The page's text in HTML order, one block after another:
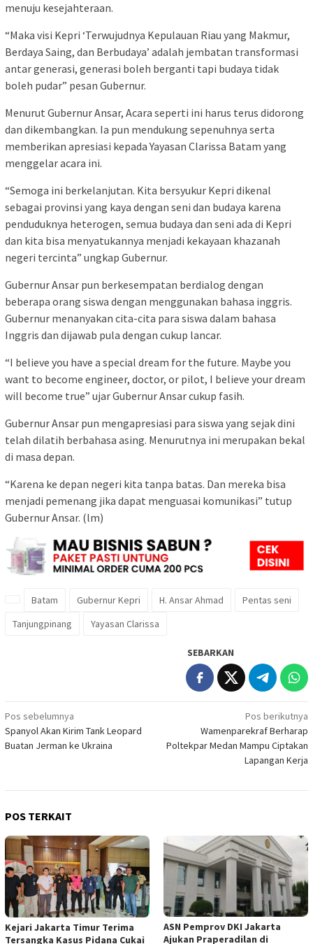
menuju kesejahteraan.
“Maka visi Kepri ‘Terwujudnya Kepulauan Riau yang Makmur,
Berdaya Saing, dan Berbudaya’ adalah jembatan transformasi
antar generasi, generasi boleh berganti tapi budaya tidak
boleh pudar” pesan Gubernur.
Menurut Gubernur Ansar, Acara seperti ini harus terus didorong
dan dikembangkan. Ia pun mendukung sepenuhnya serta
memberikan apresiasi kepada Yayasan Clarissa Batam yang
menggelar acara ini.
“Semoga ini berkelanjutan. Kita bersyukur Kepri dikenal
sebagai provinsi yang kaya dengan seni dan budaya karena
penduduknya heterogen, semua budaya dan seni ada di Kepri
dan kita bisa menyatukannya menjadi kekayaan khazanah
negeri tercinta” ungkap Gubernur.
Gubernur Ansar pun berkesempatan berdialog dengan
beberapa orang siswa dengan menggunakan bahasa inggris.
Gubernur menanyakan cita-cita para siswa dalam bahasa
Inggris dan dijawab pula dengan cukup lancar.
“I believe you have a special dream for the future. Maybe you
want to become engineer, doctor, or pilot, I believe your dream
will become true” ujar Gubernur Ansar cukup fasih.
Gubernur Ansar pun mengapresiasi para siswa yang sejak dini
telah dilatih berbahasa asing. Menurutnya ini merupakan bekal
di masa depan.
“Karena ke depan negeri kita tanpa batas. Dan mereka bisa
menjadi pemenang jika dapat menguasai komunikasi” tutup
Gubernur Ansar. (lm)
Batam Gubernur Kepri H. Ansar Ahmad
Pentas seni
Tanjungpinang
Yayasan Clarissa
SEBARKAN
Navigasi
pos
Pos sebelumnya
Spanyol Akan Kirim Tank Leopard
Buatan Jerman ke Ukraina
Pos berikutnya
Wamenparekraf Berharap
Poltekpar Medan Mampu Ciptakan
Lapangan Kerja
POS TERKAIT
Kejari Jakarta Timur Terima
Tersangka Kasus Pidana Cukai
ASN Pemprov DKI Jakarta
Ajukan Praperadilan di